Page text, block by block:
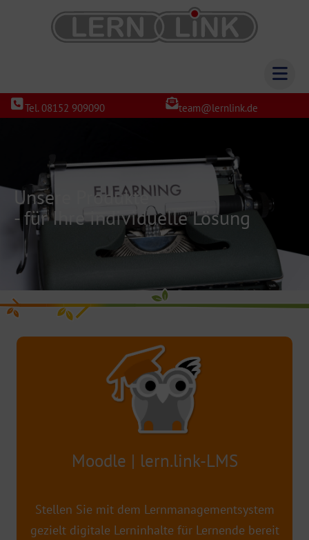
Tel. 08152 909090 team@lernlink.de
Unsere Produkte
- für Ihre individuelle Lösung
Moodle | lern.link-LMS
Stellen Sie mit dem Lernmanagementsystem
gezielt digitale Lerninhalte für Lernende bereit